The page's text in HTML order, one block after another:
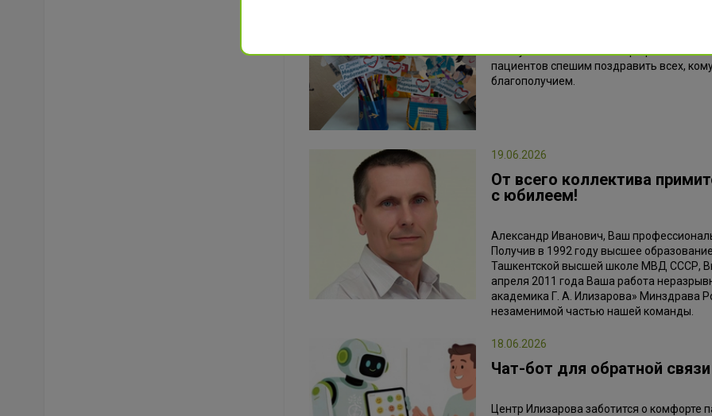
В канун этого значимого
пациентов спешим поздравить всех,
благополучием.
19.06.2026
От всего коллектива
с юбилеем!
Александр Иванович, Ваш
Получив в 1992 году высшее
Ташкентской высшей школе МВД СССР,
апреля 2011 года Ваша работа
академика Г. А. Илизарова» Минздрава
незаменимой частью нашей команды.
18.06.2026
Чат-бот для обратной связи
Центр Илизарова заботится о